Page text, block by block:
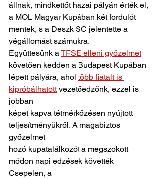
állnak, mindkettőt hazai pályán érték el,
a MOL Magyar Kupában két fordulót
mentek, s a Deszk SC jelentette a
végállomást számukra.
Együttesünk a TFSE elleni győzelmet
követően kedden a Budapest Kupában
lépett pályára, ahol több fiatalt is
kipróbálhatott vezetőedzőnk, ezzel is
jobban
képet kapva tétmérkőzésen nyújtott
teljesítményükről. A magabiztos
győzelmet
hozó kupatalálkozót a megszokott
módon napi edzések követték
Csepelen, a